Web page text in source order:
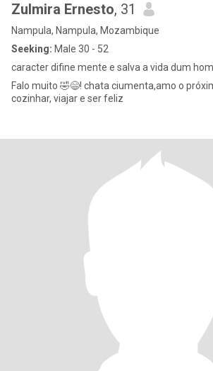
Zulmira Ernesto, 31
Nampula, Nampula, Mozambique
Seeking: Male 30 - 52
caracter difine mente e salva a vida dum
Falo muito 🤣😄! chata ciumenta,amo o
cozinhar, viajar e ser feliz